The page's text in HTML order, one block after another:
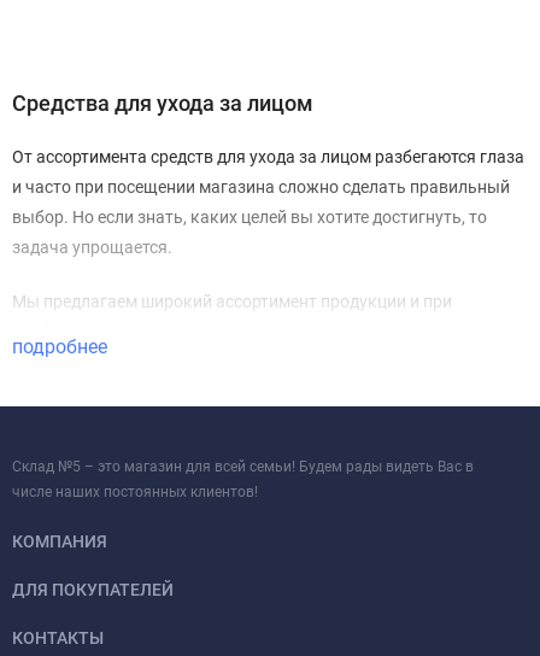
Средства для ухода за лицом
От ассортимента средств для ухода за лицом разбегаются глаза
и часто при посещении магазина сложно сделать правильный
выбор. Но если знать, каких целей вы хотите достигнуть, то
задача упрощается.
Мы предлагаем широкий ассортимент продукции и при
необходимую информацию. У нас можно купить средства для
интернет-магазине в Калининграде, доставляем его по городу и
подробнее
Склад №5 – это магазин для всей семьи! Будем рады видеть Вас в
числе наших постоянных клиентов!
КОМПАНИЯ
ДЛЯ ПОКУПАТЕЛЕЙ
КОНТАКТЫ